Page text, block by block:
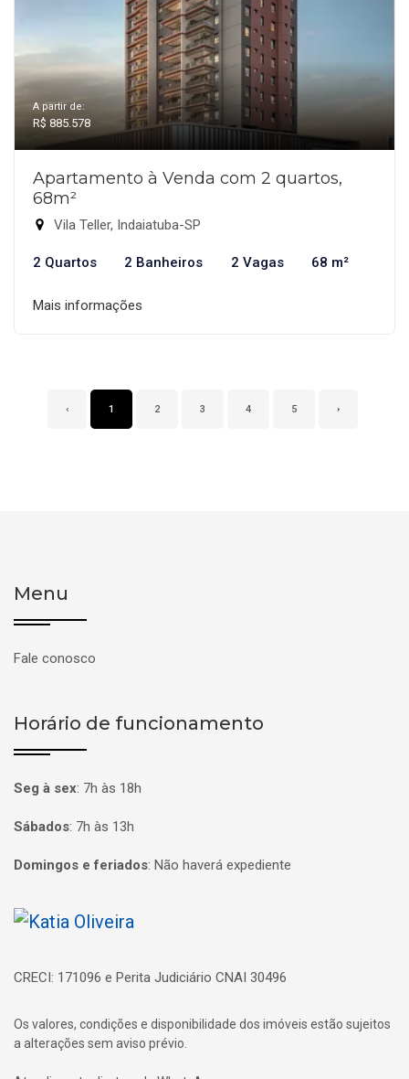
A partir de:
R$ 885.578
Apartamento à Venda com 2 quartos,
68m²
Vila Teller, Indaiatuba-SP
2 Quartos 2 Banheiros 2 Vagas 68 m²
Mais informações
‹ 1 2 3 4 5 ›
Menu
Fale conosco
Horário de funcionamento
Seg à sex: 7h às 18h
Sábados: 7h às 13h
Domingos e feriados: Não haverá expediente
Página inicial
CRECI: 171096 e Perita Judiciário CNAI 30496
Os valores, condições e disponibilidade dos imóveis estão sujeitos
a alterações sem aviso prévio.